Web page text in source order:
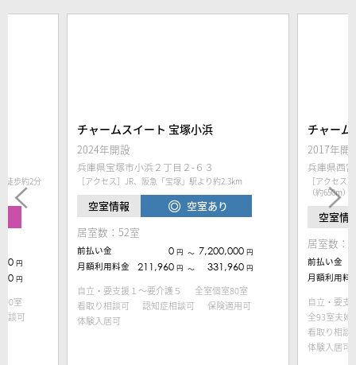
徒歩約2分
円
円
室
談可
チャームスイート 宝塚小浜
2024年開設
兵庫県宝塚市小浜２丁目２-６３
［アクセス］JR、阪急「宝塚」駅より約2.3km
空室情報
空室あり
居室数：52室
前払い金 0 円 〜 7,200,000 円
月額利用料金 211,960 円 〜 331,960 円
自立・要支援１～要介護５
全室個室80室
看取り相談可
認知症相談可
保険適用可
体験入居可
チャーム
2017年開
兵庫県西
［アクセス
（約650m）
空室情
居室数：
前払い金
月額利用料
自立・要支
全93室夫婦
看取り相談
体験入居可